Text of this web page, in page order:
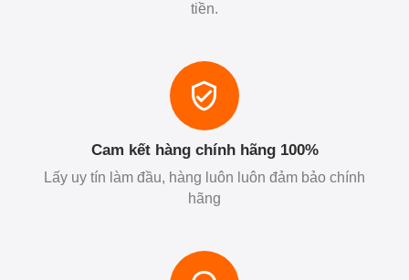
tiền.
Cam kết hàng chính hãng 100%
Lấy uy tín làm đầu, hàng luôn luôn đảm bảo chính
hãng